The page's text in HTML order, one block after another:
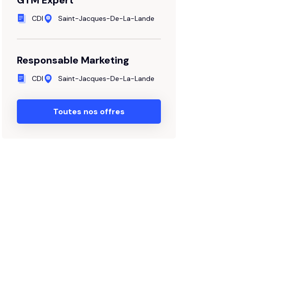
CDI Saint-Jacques-De-La-Lande
Responsable Marketing
CDI Saint-Jacques-De-La-Lande
Toutes nos offres